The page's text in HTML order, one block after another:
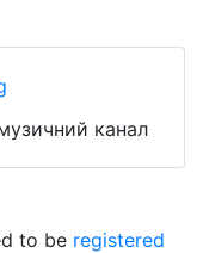
канал
to be registered